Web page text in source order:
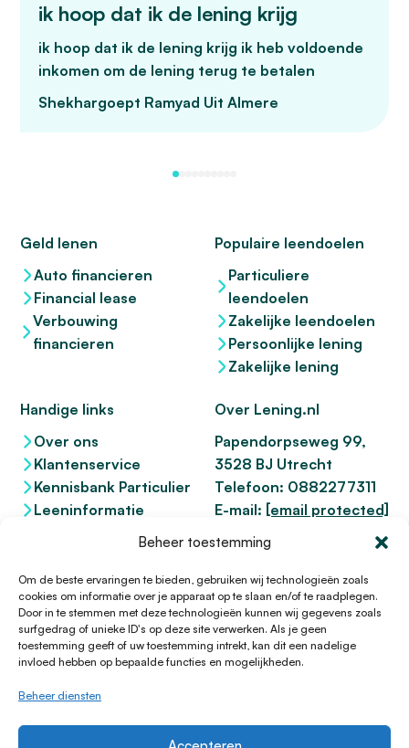
Beheer toestemming
Om de beste ervaringen te bieden, gebruiken wij technologieën zoals
cookies om informatie over je apparaat op te slaan en/of te raadplegen.
Door in te stemmen met deze technologieën kunnen wij gegevens zoals
surfgedrag of unieke ID's op deze site verwerken. Als je geen
toestemming geeft of uw toestemming intrekt, kan dit een nadelige
invloed hebben op bepaalde functies en mogelijkheden.
Beheer diensten
ik hoop dat ik de lening krijg
ik hoop dat ik de lening krijg ik heb voldoende
inkomen om de lening terug te betalen
Shekhargoept Ramyad Uit Almere
Geld lenen
Auto financieren
Financial lease
Verbouwing
financieren
Populaire leendoelen
Particuliere
leendoelen
Zakelijke leendoelen
Persoonlijke lening
Zakelijke lening
Handige links
Over ons
Klantenservice
Kennisbank Particulier
Leeninformatie
Dienstenwijzer
Over Lening.nl
Papendorpseweg 99,
3528 BJ Utrecht
Telefoon: 0882277311
E-mail: [email protected]
KvK 76100200
12047091
Kifid 300.017942
© 1996 - 2026 Lening.nl
Privacy Policy